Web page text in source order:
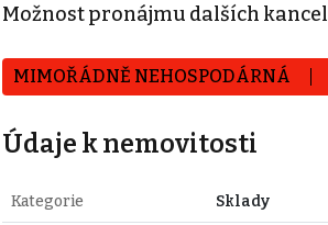
Možnost pronájmu dalších
MIMOŘÁDNĚ NEHOSPODÁRNÁ
Údaje k nemovitosti
Kategorie Sklady